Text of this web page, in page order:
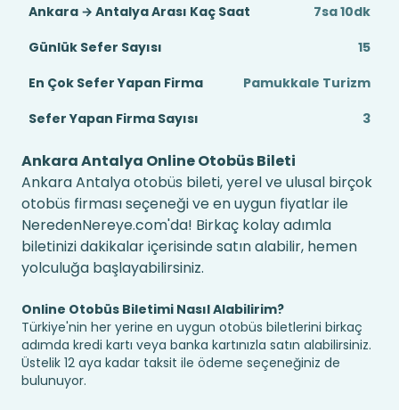
Ankara → Antalya Arası Kaç Saat
7sa 10dk
Günlük Sefer Sayısı
15
En Çok Sefer Yapan Firma
Pamukkale Turizm
Sefer Yapan Firma Sayısı
3
Ankara Antalya Online Otobüs Bileti
Ankara Antalya otobüs bileti, yerel ve ulusal birçok
otobüs firması seçeneği ve en uygun fiyatlar ile
NeredenNereye.com'da! Birkaç kolay adımla
biletinizi dakikalar içerisinde satın alabilir, hemen
yolculuğa başlayabilirsiniz.
Online Otobüs Biletimi Nasıl Alabilirim?
Türkiye'nin her yerine en uygun otobüs biletlerini birkaç
adımda kredi kartı veya banka kartınızla satın alabilirsiniz.
Üstelik 12 aya kadar taksit ile ödeme seçeneğiniz de
bulunuyor.